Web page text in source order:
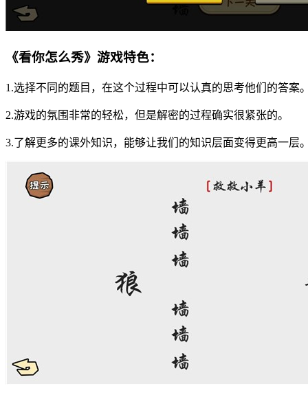
《看你怎么秀》游戏特色：
1.选择不同的题目，在这个过程中可以认真的思考他们的答案
2.游戏的氛围非常的轻松，但是解密的过程确实很紧张的。
3.了解更多的课外知识，能够让我们的知识层面变得更高一层